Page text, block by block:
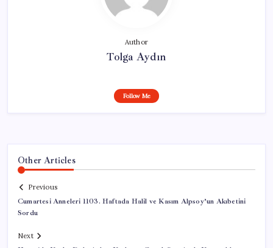
Author
Tolga Aydın
Follow Me
Other Articles
Previous
Cumartesi Anneleri 1103. Haftada Halil ve Kasım Alpsoy’un Akıbetini
Sordu
Next